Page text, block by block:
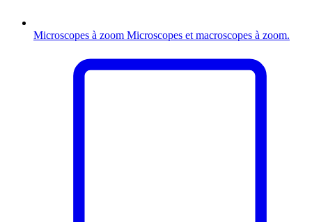
Microscopes à zoom Microscopes et macroscopes à zoom.